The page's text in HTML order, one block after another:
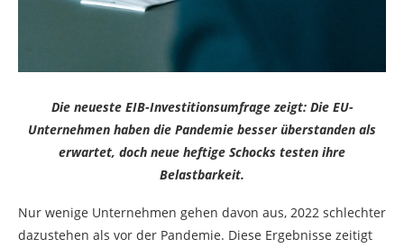
Die neueste EIB-Investitionsumfrage zeigt: Die EU-
Unternehmen haben die Pandemie besser überstanden als
erwartet, doch neue heftige Schocks testen ihre
Belastbarkeit.
Nur wenige Unternehmen gehen davon aus, 2022 schlechter
dazustehen als vor der Pandemie. Diese Ergebnisse zeitigt